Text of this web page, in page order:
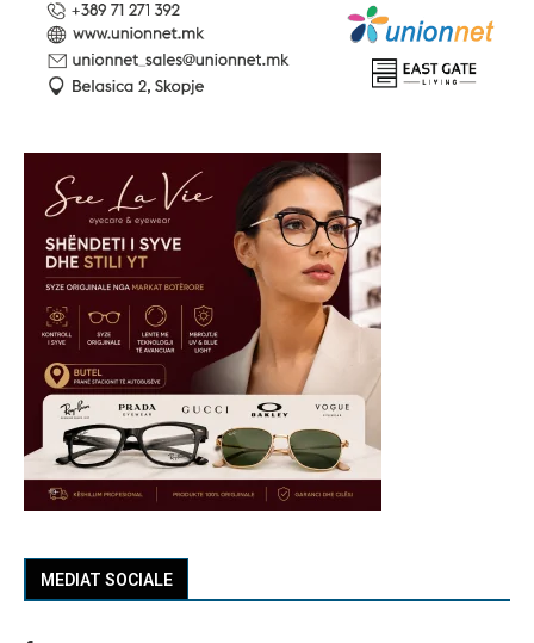
MEDIAT SOCIALE